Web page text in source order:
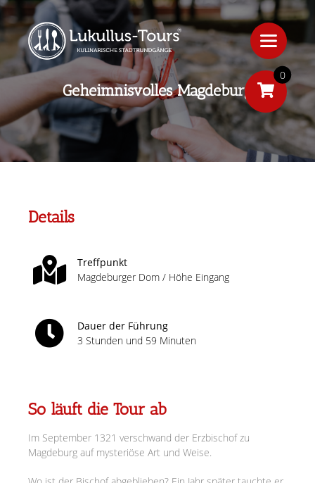
Geheimnisvolles Magdeburg
Details
Treffpunkt
Magdeburger Dom / Höhe Eingang
Dauer der Führung
3 Stunden und 59 Minuten
So läuft die Tour ab
Im September 1321 verschwand der Erzbischof zu
Magdeburg auf mysteriöse Art und Weise.
0